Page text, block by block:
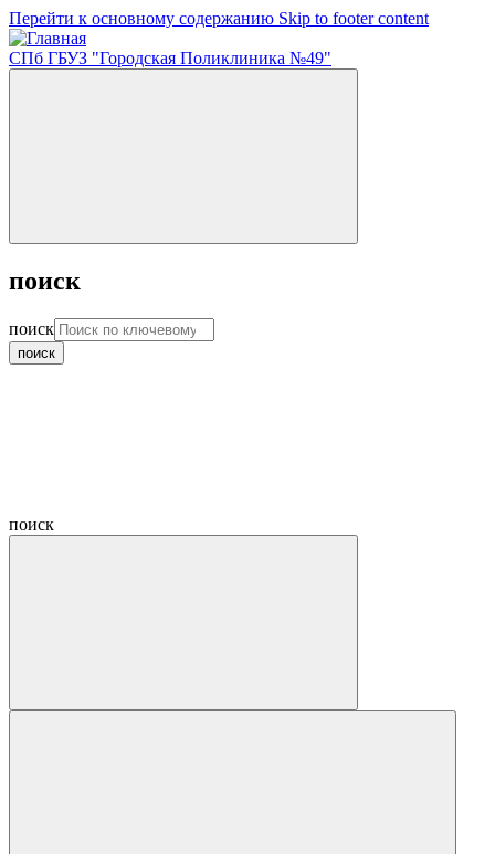
Перейти к основному содержанию Skip to footer content
СПб ГБУЗ "Городская Поликлиника №49"
поиск
поиск
поиск